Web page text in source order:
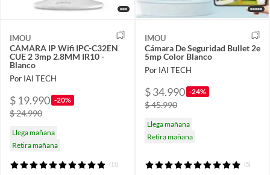
IMOU
CAMARA IP Wifi IPC-C32EN
CUE 2 3mp 2.8MM IR10 -
Blanco
Por IAI TECH
$ 19.990 -20%
$ 24.990
Llega mañana
Retira mañana
(11)
IMOU
Cámara De Seguridad Bullet 2e
5mp Color Blanco
Por IAI TECH
$ 34.990 -24%
$ 45.990
Llega mañana
Retira mañana
(5)